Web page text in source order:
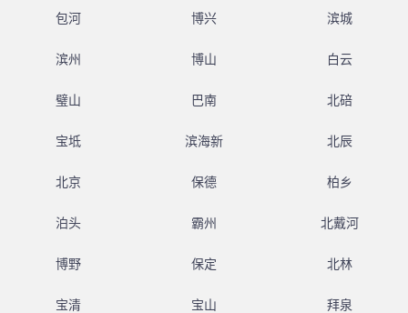
包河 博兴 滨城
滨州 博山 白云
璧山 巴南 北碚
宝坻 滨海新 北辰
北京 保德 柏乡
泊头 霸州 北戴河
博野 保定 北林
宝清 宝山 拜泉